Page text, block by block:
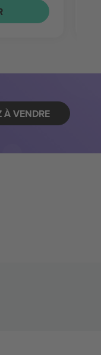
À VENDRE